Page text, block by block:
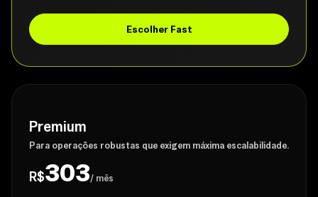
Escolher Fast
Premium
Para operações robustas que exigem máxima escalabilidade.
R$303/ mês